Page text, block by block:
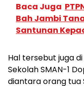
Baca Juga
Bah Jambi
Santunan
Hal tersebut juga
Sekolah SMAN-1
diantara orang tua